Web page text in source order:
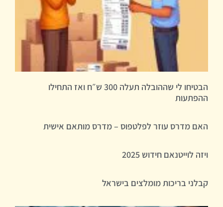
הבטיחו לי שההובלה תעלה 300 ש״ח ואז התחילו
ההפתעות
האם מדרס עוזר לפלטפוס – מדרס מותאם אישית
ויזה לוייטנאם חידוש 2025
קבלני בריכות מומלצים בישראל